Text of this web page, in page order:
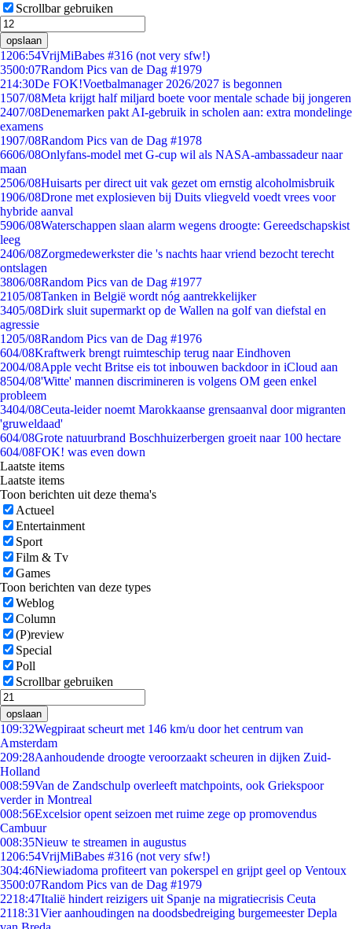
Scrollbar gebruiken
opslaan
1206:54VrijMiBabes #316 (not very sfw!)
3500:07Random Pics van de Dag #1979
214:30De FOK!Voetbalmanager 2026/2027 is begonnen
1507/08Meta krijgt half miljard boete voor mentale schade bij jongeren
2407/08Denemarken pakt AI-gebruik in scholen aan: extra mondelinge
examens
1907/08Random Pics van de Dag #1978
6606/08Onlyfans-model met G-cup wil als NASA-ambassadeur naar
maan
2506/08Huisarts per direct uit vak gezet om ernstig alcoholmisbruik
1906/08Drone met explosieven bij Duits vliegveld voedt vrees voor
hybride aanval
5906/08Waterschappen slaan alarm wegens droogte: Gereedschapskist
leeg
2406/08Zorgmedewerkster die 's nachts haar vriend bezocht terecht
ontslagen
3806/08Random Pics van de Dag #1977
2105/08Tanken in België wordt nóg aantrekkelijker
3405/08Dirk sluit supermarkt op de Wallen na golf van diefstal en
agressie
1205/08Random Pics van de Dag #1976
604/08Kraftwerk brengt ruimteschip terug naar Eindhoven
2004/08Apple vecht Britse eis tot inbouwen backdoor in iCloud aan
8504/08'Witte' mannen discrimineren is volgens OM geen enkel
probleem
3404/08Ceuta-leider noemt Marokkaanse grensaanval door migranten
'gruweldaad'
604/08Grote natuurbrand Boschhuizerbergen groeit naar 100 hectare
604/08FOK! was even down
Laatste items
Laatste items
Toon berichten uit deze thema's
Actueel
Entertainment
Sport
Film & Tv
Games
Toon berichten van deze types
Weblog
Column
(P)review
Special
Poll
Scrollbar gebruiken
opslaan
109:32Wegpiraat scheurt met 146 km/u door het centrum van
Amsterdam
209:28Aanhoudende droogte veroorzaakt scheuren in dijken Zuid-
Holland
008:59Van de Zandschulp overleeft matchpoints, ook Griekspoor
verder in Montreal
008:56Excelsior opent seizoen met ruime zege op promovendus
Cambuur
008:35Nieuw te streamen in augustus
1206:54VrijMiBabes #316 (not very sfw!)
304:46Niewiadoma profiteert van pokerspel en grijpt geel op Ventoux
3500:07Random Pics van de Dag #1979
2218:47Italië hindert reizigers uit Spanje na migratiecrisis Ceuta
2118:31Vier aanhoudingen na doodsbedreiging burgemeester Depla